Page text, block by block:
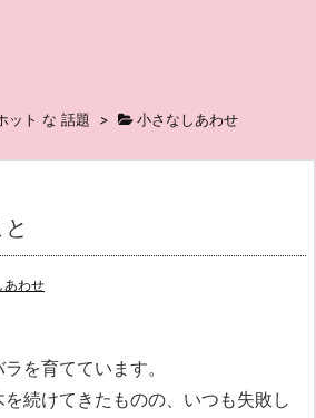
ット な 話題 > 小さなしあわせ
あわせ
を育てています。
続けてきたものの、いつも失敗し